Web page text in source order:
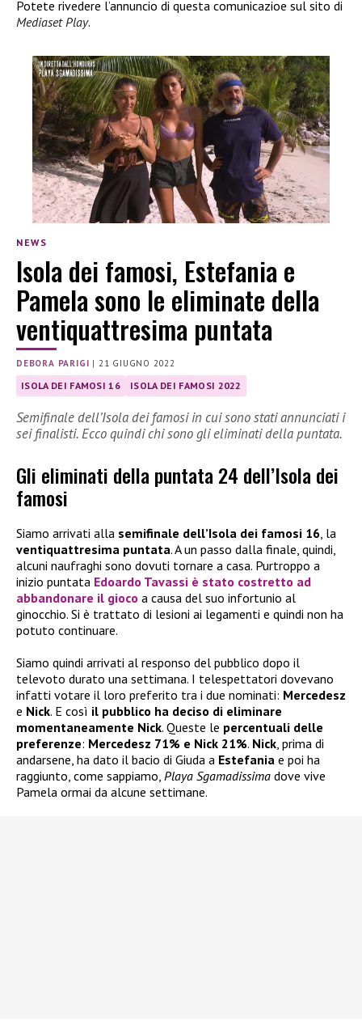
Potete rivedere l’annuncio di questa comunicazioe sul sito di
Mediaset Play.
NEWS
Isola dei famosi, Estefania e
Pamela sono le eliminate della
ventiquattresima puntata
DEBORA PARIGI | 21 GIUGNO 2022
ISOLA DEI FAMOSI 16 ISOLA DEI FAMOSI 2022
Semifinale dell’Isola dei famosi in cui sono stati annunciati i
sei finalisti. Ecco quindi chi sono gli eliminati della puntata.
Gli eliminati della puntata 24 dell’Isola dei
famosi
Siamo arrivati alla semifinale dell’Isola dei famosi 16 , la
ventiquattresima puntata. A un passo dalla finale, quindi,
alcuni naufraghi sono dovuti tornare a casa. Purtroppo a
inizio puntata Edoardo Tavassi è stato costretto ad
abbandonare il gioco a causa del suo infortunio al
ginocchio. Si è trattato di lesioni ai legamenti e quindi non ha
potuto continuare.
Siamo quindi arrivati al responso del pubblico dopo il
televoto durato una settimana. I telespettatori dovevano
infatti votare il loro preferito tra i due nominati: Mercedesz
e Nick. E così il pubblico ha deciso di eliminare
momentaneamente Nick. Queste le percentuali delle
preferenze: Mercedesz 71% e Nick 21%. Nick , prima di
andarsene, ha dato il bacio di Giuda a Estefania e poi ha
raggiunto, come sappiamo, Playa Sgamadissima dove vive
Pamela ormai da alcune settimane.